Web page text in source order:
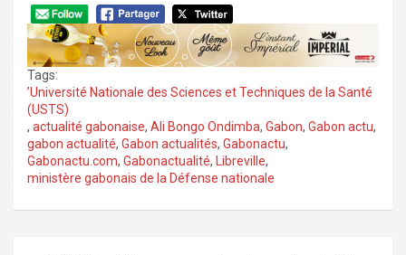
Tags:
’Université Nationale des Sciences et Techniques de la Santé
(USTS)
, actualité gabonaise, Ali Bongo Ondimba, Gabon, Gabon actu,
gabon actualité, Gabon actualités, Gabonactu,
Gabonactu.com, Gabonactualité, Libreville,
ministère gabonais de la Défense nationale